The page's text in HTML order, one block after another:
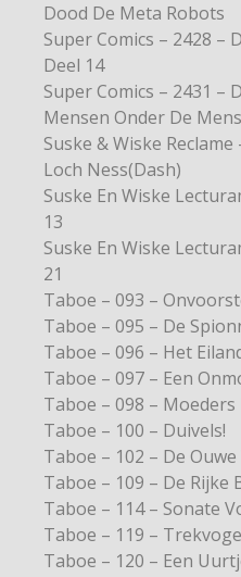
Dood De Meta Robots
Super Comics – 2428 –
Deel 14
Super Comics – 2431 –
Mensen Onder De
Suske & Wiske
Loch Ness(Dash)
Suske En Wiske
13
Suske En Wiske
21
Taboe – 093 –
Taboe – 095 – De
Taboe – 096 – Het
Taboe – 097 – Een
Taboe – 098 –
Taboe – 100 – Duivels!
Taboe – 102 – De
Taboe – 109 – De Rijke
Taboe – 114 – Sonate
Taboe – 119 –
Taboe – 120 – Een